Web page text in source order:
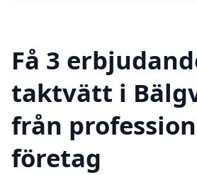
Få 3
taktvätt i
från
företag